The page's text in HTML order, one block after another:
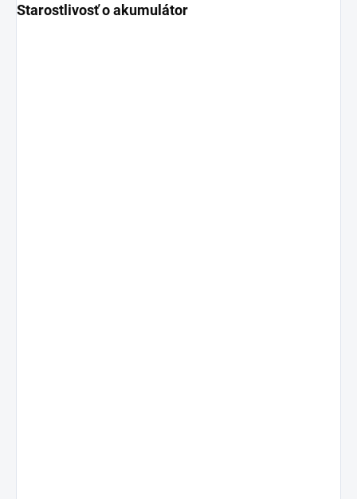
Starostlivosť o akumulátor